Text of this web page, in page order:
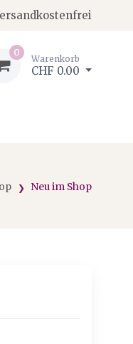
0
Warenkorb
CHF 0.00
Neu im Shop